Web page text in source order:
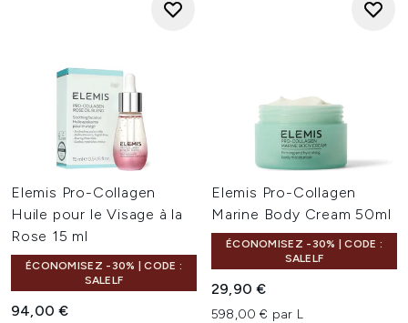
Elemis Pro-Collagen
Huile pour le Visage à la
Rose 15 ml
ÉCONOMISEZ -30% | CODE :
SALELF
94,00 €
Elemis Pro-Collagen
Marine Body Cream 50ml
ÉCONOMISEZ -30% | CODE :
SALELF
29,90 €
598,00 € par L